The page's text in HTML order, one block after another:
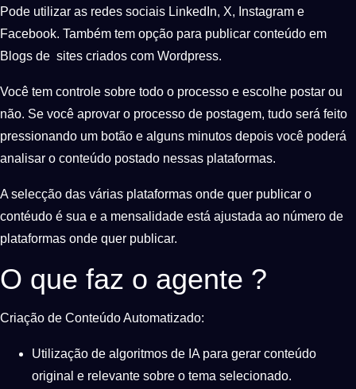
Pode utilizar as redes sociais LinkedIn, X, Instagram e
Facebook. Também tem opção para publicar conteúdo em
Blogs de sites criados com Wordpress.
Você tem controle sobre todo o processo e escolhe postar ou
não. Se você aprovar o processo de postagem, tudo será feito
pressionando um botão e alguns minutos depois você poderá
analisar o conteúdo postado nessas plataformas.
A selecção das várias plataformas onde quer publicar o
contéudo é sua e a mensalidade está ajustada ao número de
plataformas onde quer publicar.
O que faz o agente ?
Criação de Conteúdo Automatizado:
Utilização de algoritmos de IA para gerar conteúdo
original e relevante sobre o tema selecionado.